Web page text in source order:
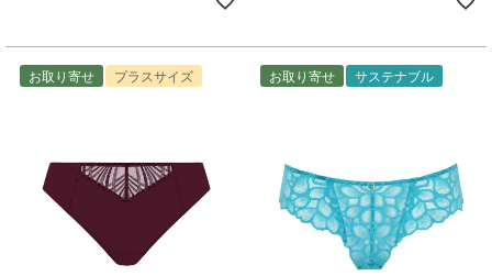
お取り寄せ プラスサイズ お取り寄せ サステナブル